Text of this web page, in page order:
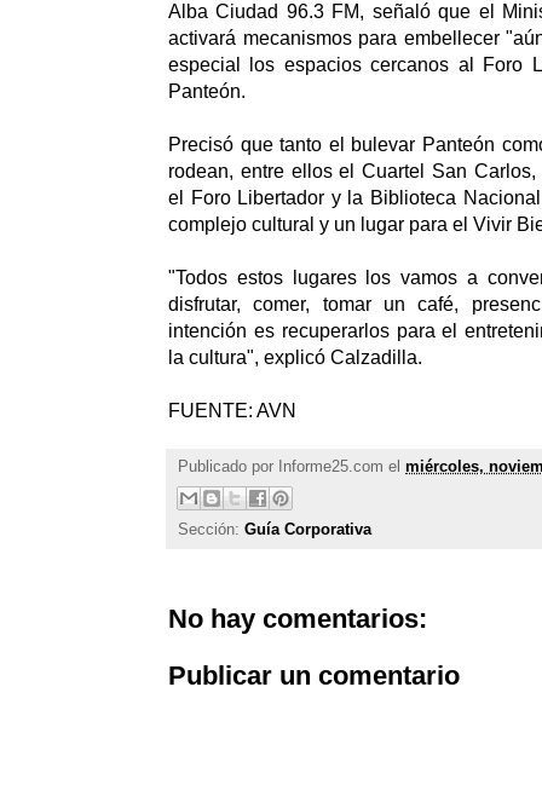
Alba Ciudad 96.3 FM, señaló que el
activará mecanismos para embellecer
especial los espacios cercanos al Foro
Panteón.
Precisó que tanto el bulevar Panteón
rodean, entre ellos el Cuartel San
el Foro Libertador y la Biblioteca
complejo cultural y un lugar para el Vivir
"Todos estos lugares los vamos a
disfrutar, comer, tomar un café,
intención es recuperarlos para el
la cultura", explicó Calzadilla.
FUENTE: AVN
Publicado por Informe25.com el miércoles,
Sección: Guía Corporativa
No hay comentarios:
Publicar un comentario